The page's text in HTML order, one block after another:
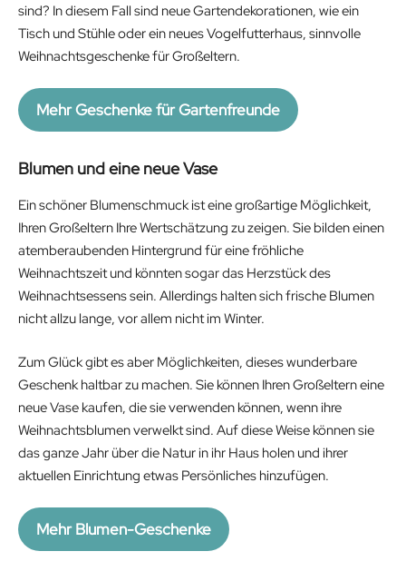
sind? In diesem Fall sind neue Gartendekorationen, wie ein
Tisch und Stühle oder ein neues Vogelfutterhaus, sinnvolle
Weihnachtsgeschenke für Großeltern.
Mehr Geschenke für Gartenfreunde
Blumen und eine neue Vase
Ein schöner Blumenschmuck ist eine großartige Möglichkeit,
Ihren Großeltern Ihre Wertschätzung zu zeigen. Sie bilden einen
atemberaubenden Hintergrund für eine fröhliche
Weihnachtszeit und könnten sogar das Herzstück des
Weihnachtsessens sein. Allerdings halten sich frische Blumen
nicht allzu lange, vor allem nicht im Winter.
Zum Glück gibt es aber Möglichkeiten, dieses wunderbare
Geschenk haltbar zu machen. Sie können Ihren Großeltern eine
neue Vase kaufen, die sie verwenden können, wenn ihre
Weihnachtsblumen verwelkt sind. Auf diese Weise können sie
das ganze Jahr über die Natur in ihr Haus holen und ihrer
aktuellen Einrichtung etwas Persönliches hinzufügen.
Mehr Blumen-Geschenke